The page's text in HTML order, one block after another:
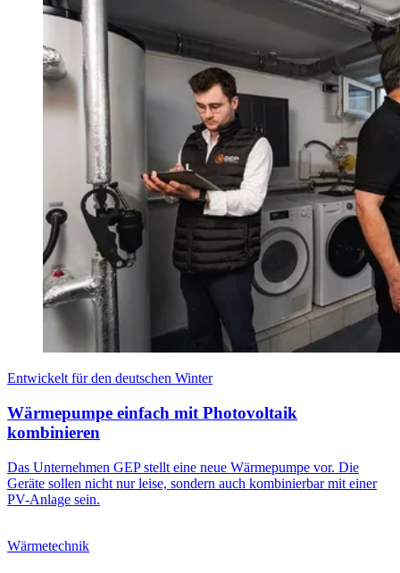
Entwickelt für den deutschen Winter
Wärmepumpe einfach mit Photovoltaik
kombinieren
Das Unternehmen GEP stellt eine neue Wärmepumpe vor. Die
Geräte sollen nicht nur leise, sondern auch kombinierbar mit einer
PV-Anlage sein.
Wärmetechnik